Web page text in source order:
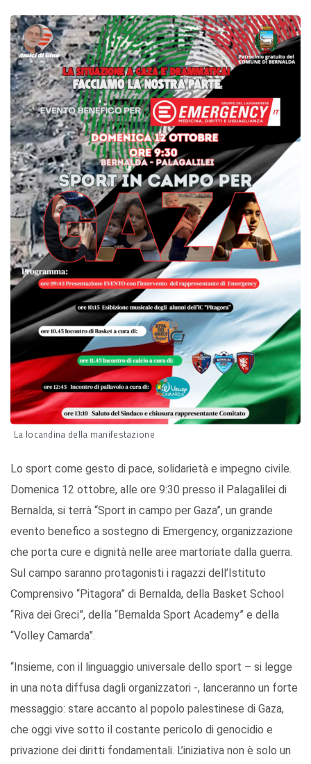
La locandina della manifestazione
Lo sport come gesto di pace, solidarietà e impegno civile.
Domenica 12 ottobre, alle ore 9:30 presso il Palagalilei di
Bernalda, si terrà “Sport in campo per Gaza”, un grande
evento benefico a sostegno di Emergency, organizzazione
che porta cure e dignità nelle aree martoriate dalla guerra.
Sul campo saranno protagonisti i ragazzi dell’Istituto
Comprensivo “Pitagora” di Bernalda, della Basket School
“Riva dei Greci”, della “Bernalda Sport Academy” e della
“Volley Camarda”.
“Insieme, con il linguaggio universale dello sport – si legge
in una nota diffusa dagli organizzatori -, lanceranno un forte
messaggio: stare accanto al popolo palestinese di Gaza,
che oggi vive sotto il costante pericolo di genocidio e
privazione dei diritti fondamentali. L’iniziativa non è solo un